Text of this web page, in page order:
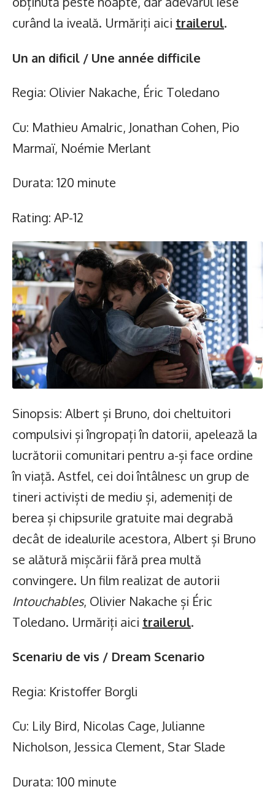
curând la iveală. Urmăriți aici trailerul.
Un an dificil / Une année difficile
Regia: Olivier Nakache, Éric Toledano
Cu: Mathieu Amalric, Jonathan Cohen, Pio
Marmaï, Noémie Merlant
Durata: 120 minute
Rating: AP-12
Sinopsis: Albert și Bruno, doi cheltuitori
compulsivi și îngropați în datorii, apelează la
lucrătorii comunitari pentru a-și face ordine
în viață. Astfel, cei doi întâlnesc un grup de
tineri activiști de mediu și, ademeniți de
berea și chipsurile gratuite mai degrabă
decât de idealurile acestora, Albert și Bruno
se alătură mișcării fără prea multă
convingere. Un film realizat de autorii
Intouchables, Olivier Nakache și Éric
Toledano. Urmăriți aici trailerul.
Scenariu de vis / Dream Scenario
Regia: Kristoffer Borgli
Cu: Lily Bird, Nicolas Cage, Julianne
Nicholson, Jessica Clement, Star Slade
Durata: 100 minute